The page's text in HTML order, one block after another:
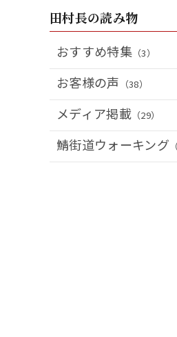
田村長の読み物
おすすめ特集 （3）
お客様の声 （38）
メディア掲載 （29）
鯖街道ウォーキング